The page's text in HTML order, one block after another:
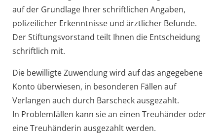
auf der Grundlage Ihrer schriftlichen Angaben,
polizeilicher Erkenntnisse und ärztlicher Befunde.
Der Stiftungsvorstand teilt Ihnen die Entscheidung
schriftlich mit.
Die bewilligte Zuwendung wird auf das angegebene
Konto überwiesen, in besonderen Fällen auf
Verlangen auch durch Barscheck ausgezahlt.
In Problemfällen kann sie an einen Treuhänder oder
eine Treuhänderin ausgezahlt werden.